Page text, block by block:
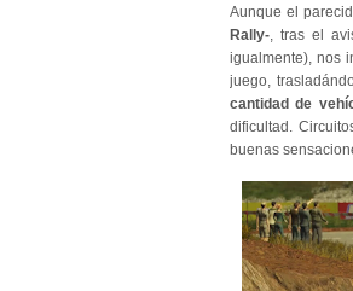
Aunque el
Rally- , tras el
igualmente), nos
juego,
cantidad de
dificultad.
buenas